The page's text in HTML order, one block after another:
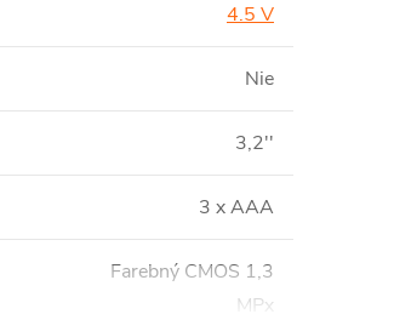
4.5 V
Nie
3,2''
3 x AAA
Farebný CMOS 1,3
MPx